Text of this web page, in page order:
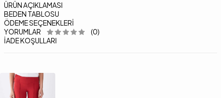
ÜRÜN AÇIKLAMASI
BEDEN TABLOSU
ÖDEME SEÇENEKLERI
YORUMLAR
(0)
İADE KOŞULLARI